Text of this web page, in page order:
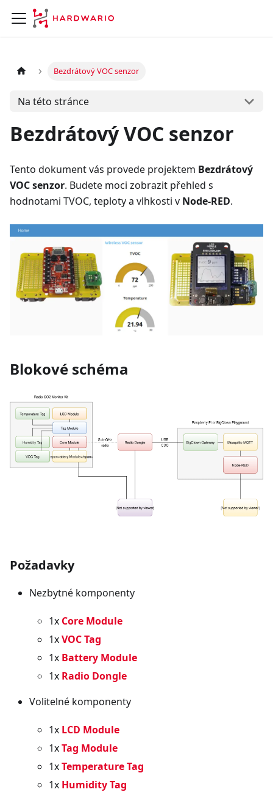
Bezdrátový VOC senzor
Na této stránce
Bezdrátový VOC senzor
Tento dokument vás provede projektem Bezdrátový
VOC senzor. Budete moci zobrazit přehled s
hodnotami TVOC, teploty a vlhkosti v Node-RED.
Blokové schéma
Požadavky
Nezbytné komponenty
1x Core Module
1xVOC Tag
1x Battery Module
1x Radio Dongle
Volitelné komponenty
1x LCD Module
1xTag Module
1xTemperature Tag
1x Humidity Tag